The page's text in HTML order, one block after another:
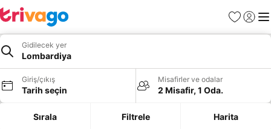
Favoriler
Giriş
Gidilecek yer
Lombardiya
Giriş/çıkış
Tarih seçin
Misafirler ve odalar
2 Misafir, 1 Oda.
Sırala Filtrele Harita